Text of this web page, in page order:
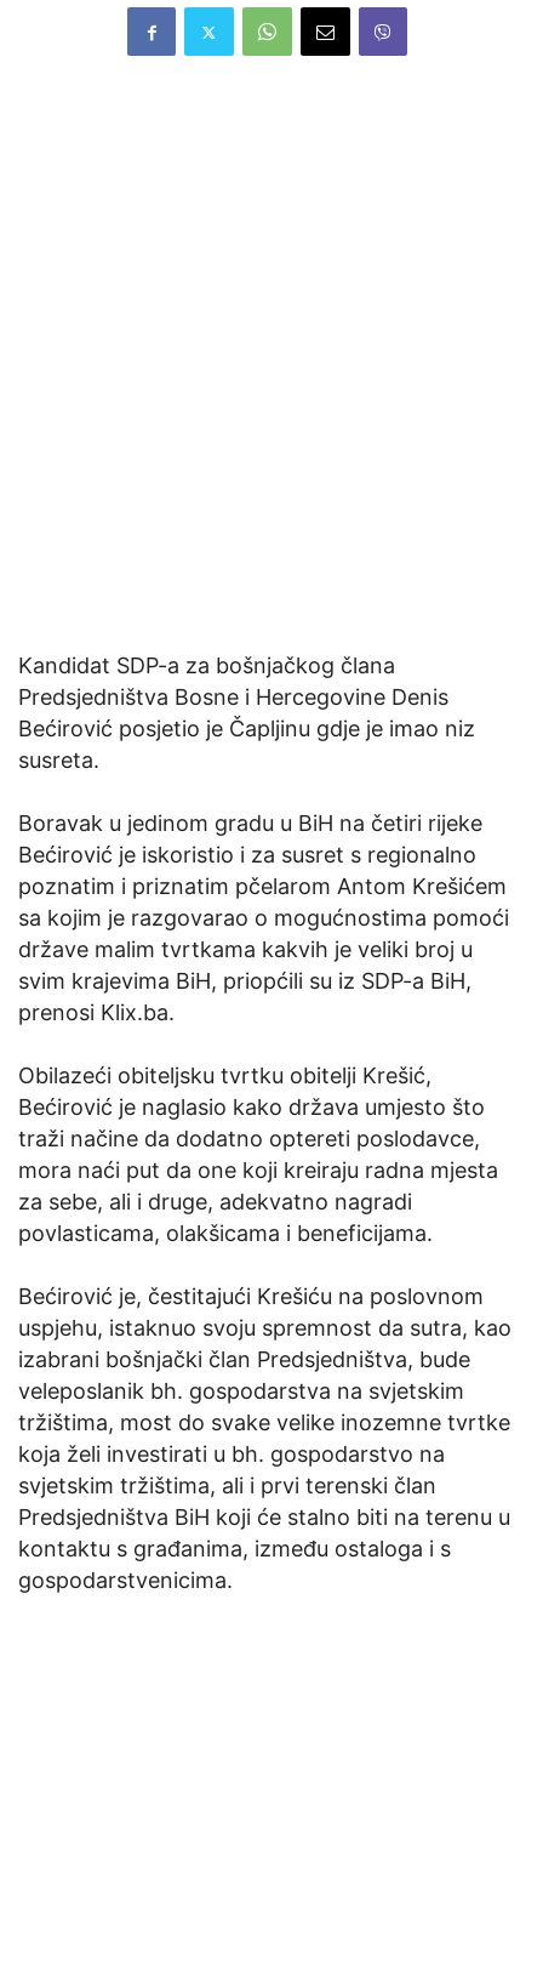
Kandidat SDP-a za bošnjačkog člana
Predsjedništva Bosne i Hercegovine Denis
Bećirović posjetio je Čapljinu gdje je imao niz
susreta.
Boravak u jedinom gradu u BiH na četiri rijeke
Bećirović je iskoristio i za susret s regionalno
poznatim i priznatim pčelarom Antom Krešićem
sa kojim je razgovarao o mogućnostima pomoći
države malim tvrtkama kakvih je veliki broj u
svim krajevima BiH, priopćili su iz SDP-a BiH,
prenosi Klix.ba.
Obilazeći obiteljsku tvrtku obitelji Krešić,
Bećirović je naglasio kako država umjesto što
traži načine da dodatno optereti poslodavce,
mora naći put da one koji kreiraju radna mjesta
za sebe, ali i druge, adekvatno nagradi
povlasticama, olakšicama i beneficijama.
Bećirović je, čestitajući Krešiću na poslovnom
uspjehu, istaknuo svoju spremnost da sutra, kao
izabrani bošnjački član Predsjedništva, bude
veleposlanik bh. gospodarstva na svjetskim
tržištima, most do svake velike inozemne tvrtke
koja želi investirati u bh. gospodarstvo na
svjetskim tržištima, ali i prvi terenski član
Predsjedništva BiH koji će stalno biti na terenu u
kontaktu s građanima, između ostaloga i s
gospodarstvenicima.